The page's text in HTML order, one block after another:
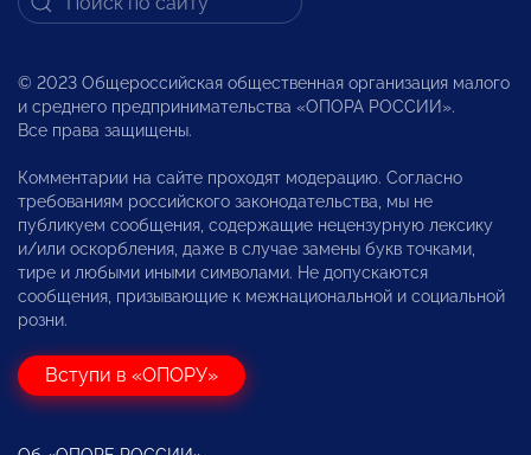
© 2023 Общероссийская общественная организация малого
и среднего предпринимательства «ОПОРА РОССИИ».
Все права защищены.
Комментарии на сайте проходят модерацию. Согласно
требованиям российского законодательства, мы не
публикуем сообщения, содержащие нецензурную лексику
и/или оскорбления, даже в случае замены букв точками,
тире и любыми иными символами. Не допускаются
сообщения, призывающие к межнациональной и социальной
розни.
Вступи в «ОПОРУ»